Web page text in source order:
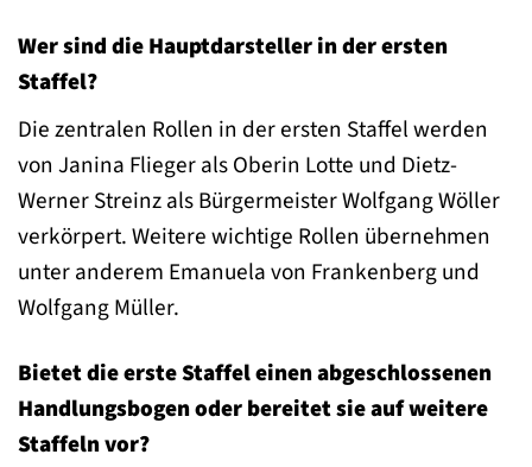
Wer sind die Hauptdarsteller in der ersten
Staffel?
Die zentralen Rollen in der ersten Staffel werden
von Janina Flieger als Oberin Lotte und Dietz-
Werner Streinz als Bürgermeister Wolfgang Wöller
verkörpert. Weitere wichtige Rollen übernehmen
unter anderem Emanuela von Frankenberg und
Wolfgang Müller.
Bietet die erste Staffel einen abgeschlossenen
Handlungsbogen oder bereitet sie auf weitere
Staffeln vor?